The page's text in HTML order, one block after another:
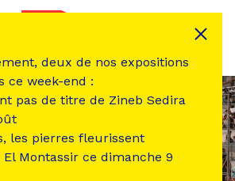
deux de nos expositions
ce week-end :
pas de titre de Zineb Sedira
les pierres fleurissent
El Montassir ce dimanche 9
des cookies